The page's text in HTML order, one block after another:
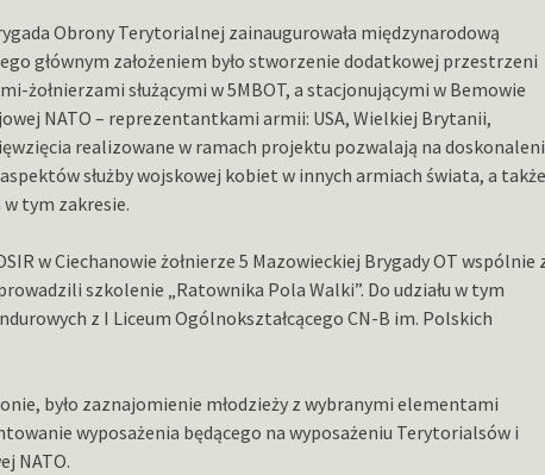
Obrony Terytorialnej zainaugurowała międzynarodową
głównym założeniem było stworzenie dodatkowej przestrzeni
żołnierzami służącymi w 5MBOT, a stacjonującymi w Bemowie
NATO – reprezentantkami armii: USA, Wielkiej Brytanii,
realizowane w ramach projektu pozwalają na
służby wojskowej kobiet w innych armiach świata, a także
tym zakresie.
w Ciechanowie żołnierze 5 Mazowieckiej Brygady OT wspólnie
szkolenie „Ratownika Pola Walki”. Do udziału w tym
z I Liceum Ogólnokształcącego CN-B im. Polskich
było zaznajomienie młodzieży z wybranymi elementami
wyposażenia będącego na wyposażeniu Terytorialsów i
NATO.